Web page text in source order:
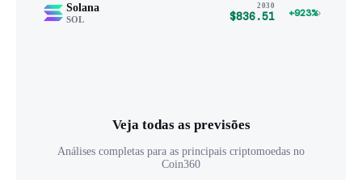
Solana
SOL
2030
$836.51 +923%›
Veja todas as previsões
Análises completas para as principais criptomoedas no
Coin360